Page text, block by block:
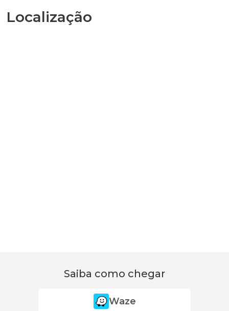
Localização
Saiba como chegar
Waze